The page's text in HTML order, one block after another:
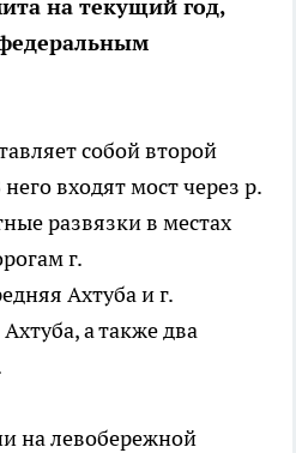
на текущий год,
собой второй
входят мост через р.
развязки в местах
г.
Ахтуба и г.
а также два
на левобережной